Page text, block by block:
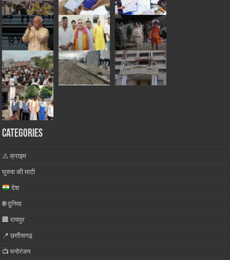
Categories
⚠️ क्राइम
घुरुवा की माटी
देश
🌐 दुनिया
🏢 रायपुर
📍 छत्तीसगढ़
📺 मनोरंजन